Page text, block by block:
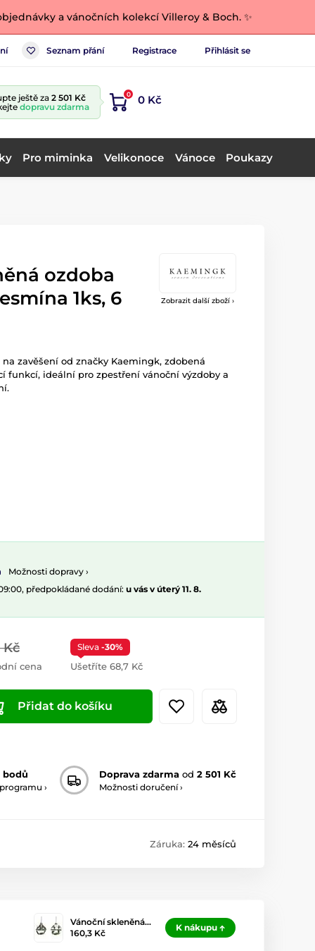
a vánočních kolekcí Villeroy & Boch. ✨
Seznam přání Registrace Přihlásit se
ještě za 2 501 Kč
dopravu zdarma
0 0 Kč
Pro miminka Velikonoce Vánoce Poukazy
Zobrazit další zboží ›
ozdoba
1ks, 6
zavěšení od značky Kaemingk, zdobená
funkcí, ideální pro zpestření vánoční výzdoby a
Možnosti dopravy ›
předpokládané dodání: u vás v úterý 11. 8.
Kč
cena
Sleva -30%
Ušetříte 68,7 Kč
Přidat do košíku
bodů
›
Doprava zdarma od 2 501 Kč
Možnosti doručení ›
Záruka: 24 měsíců
Vánoční skleněná…
160,3 Kč
K nákupu